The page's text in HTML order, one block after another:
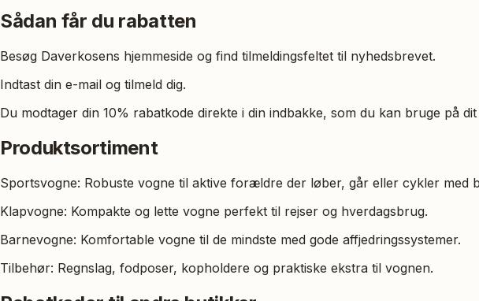
Sådan får du rabatten
Besøg Daverkosens hjemmeside og find tilmeldingsfeltet til nyhedsbrevet.
Indtast din e-mail og tilmeld dig.
Du modtager din 10% rabatkode direkte i din indbakke, som du kan bruge på
Produktsortiment
Sportsvogne: Robuste vogne til aktive forældre der løber, går eller cykler med
Klapvogne: Kompakte og lette vogne perfekt til rejser og hverdagsbrug.
Barnevogne: Komfortable vogne til de mindste med gode affjedringssystemer.
Tilbehør: Regnslag, fodposer, kopholdere og praktiske ekstra til vognen.